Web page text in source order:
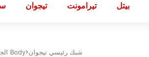
تيجوان تيرامونت بيتل
الجسم الخارجى تيجوان 2007 - 2011 Body شبك رئيسي تيجوان